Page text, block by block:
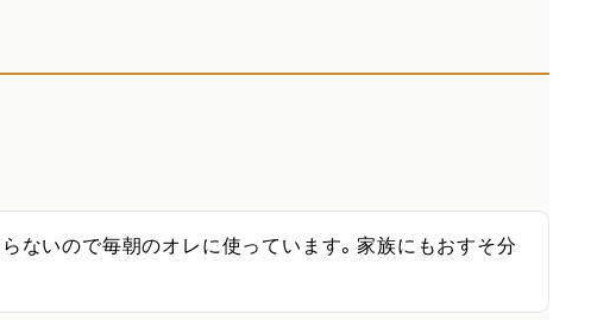
ないので毎朝のオレに使っています。家族にもおすそ分